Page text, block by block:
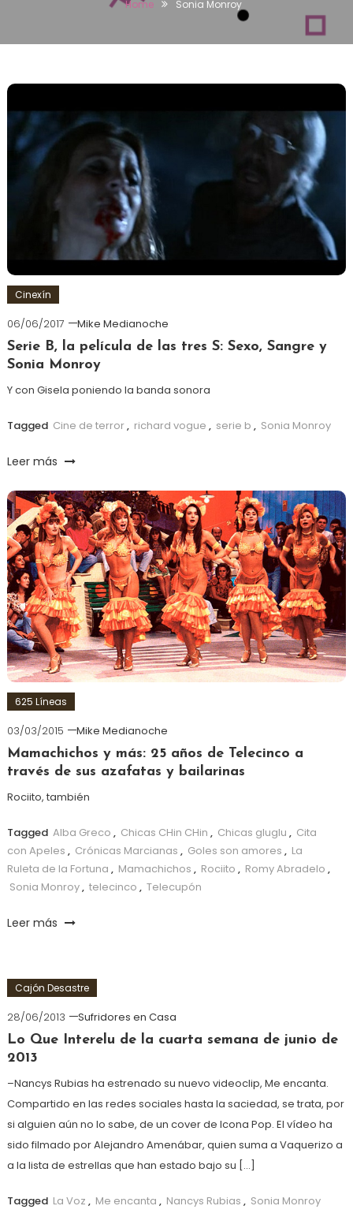
Home Sonia Monroy
Cinexín
06/06/2017
Mike Medianoche
Serie B, la película de las tres S: Sexo, Sangre y
Sonia Monroy
Y con Gisela poniendo la banda sonora
Tagged Cine de terror, richard vogue , serie b , Sonia Monroy
Leer más
625 Líneas
03/03/2015
Mike Medianoche
Mamachichos y más: 25 años de Telecinco a
través de sus azafatas y bailarinas
Rociito, también
Tagged Alba Greco , Chicas CHin CHin , Chicas gluglu , Cita
con Apeles , Crónicas Marcianas , Goles son amores , La
Ruleta de la Fortuna , Mamachichos , Rociito , Romy Abradelo ,
Sonia Monroy, telecinco , Telecupón
Leer más
Cajón Desastre
28/06/2013
Sufridores en Casa
Lo Que Interelu de la cuarta semana de junio de
2013
–Nancys Rubias ha estrenado su nuevo videoclip, Me encanta.
Compartido en las redes sociales hasta la saciedad, se trata, por
si alguien aún no lo sabe, de un cover de Icona Pop. El vídeo ha
sido filmado por Alejandro Amenábar, quien suma a Vaquerizo a
a la lista de estrellas que han estado bajo su […]
Tagged La Voz , Me encanta , Nancys Rubias , Sonia Monroy